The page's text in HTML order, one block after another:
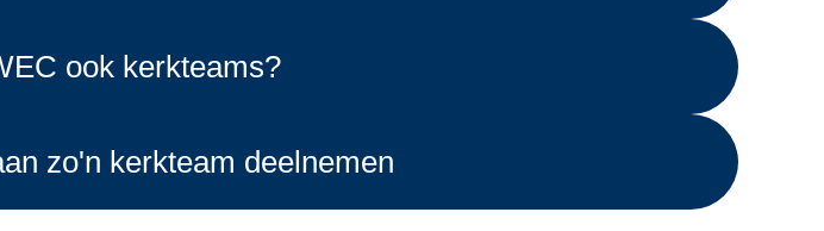
ook kerkteams?
zo'n kerkteam deelnemen